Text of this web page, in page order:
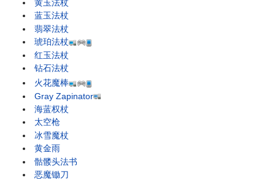
黄玉法杖
蓝玉法杖
翡翠法杖
琥珀法杖
红玉法杖
钻石法杖
火花魔棒
Gray Zapinator
海蓝权杖
太空枪
冰雪魔杖
黄金雨
骷髅头法书
恶魔锄刀